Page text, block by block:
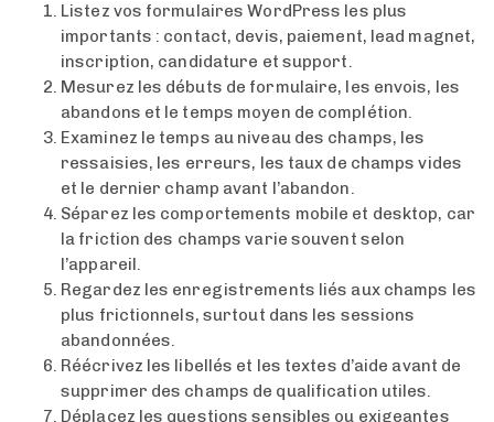
Listez vos formulaires WordPress les plus
importants : contact, devis, paiement, lead magnet,
inscription, candidature et support.
Mesurez les débuts de formulaire, les envois, les
abandons et le temps moyen de complétion.
Examinez le temps au niveau des champs, les
ressaisies, les erreurs, les taux de champs vides
et le dernier champ avant l’abandon.
Séparez les comportements mobile et desktop, car
la friction des champs varie souvent selon
l’appareil.
Regardez les enregistrements liés aux champs les
plus frictionnels, surtout dans les sessions
abandonnées.
Réécrivez les libellés et les textes d’aide avant de
supprimer des champs de qualification utiles.
Déplacez les questions sensibles ou exigeantes